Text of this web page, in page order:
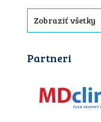
Zobraziť všetky
Partneri